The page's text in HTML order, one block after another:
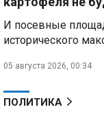
возмутился
тухлятиной»
меры по
И посевные
исторического
05 августа 2026, 00:34
ПОЛИТИКА